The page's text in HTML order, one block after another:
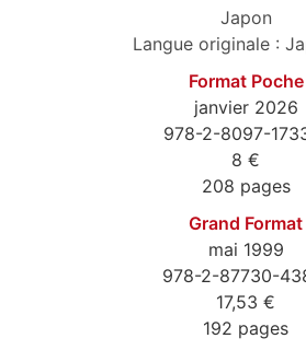
Japon
Langue originale :
Format Poche
janvier 2026
978-2-8097-
8 €
208 pages
Grand Format
mai 1999
978-2-87730-
17,53 €
192 pages